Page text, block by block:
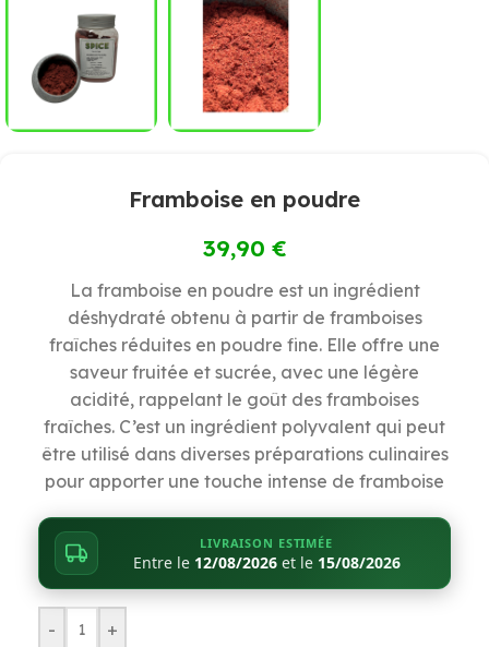
Framboise en poudre
39,90 €
La framboise en poudre est un ingrédient
déshydraté obtenu à partir de framboises
fraîches réduites en poudre fine. Elle offre une
saveur fruitée et sucrée, avec une légère
acidité, rappelant le goût des framboises
fraîches. C’est un ingrédient polyvalent qui peut
être utilisé dans diverses préparations culinaires
pour apporter une touche intense de framboise
LIVRAISON ESTIMÉE
Entre le 12/08/2026et le 15/08/2026
- +